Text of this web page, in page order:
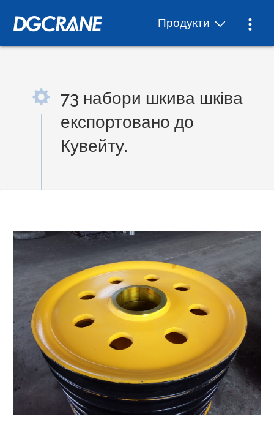
Продукти
73 набори шкива шківа
експортовано до
Кувейту.